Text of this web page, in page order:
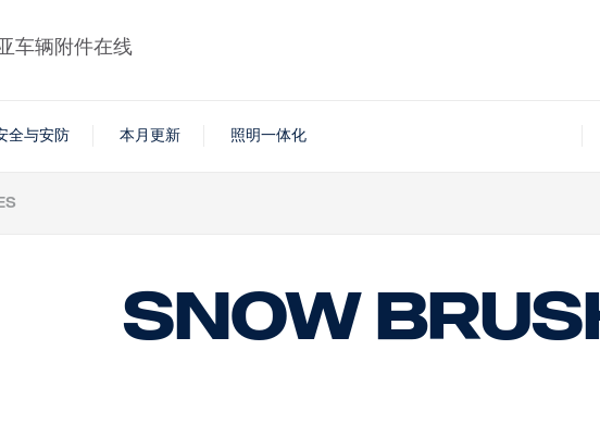
车辆附件在线
全与安防 本月更新 照明一体化
Snow